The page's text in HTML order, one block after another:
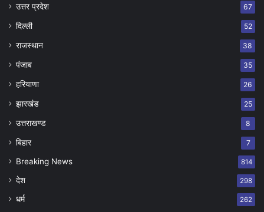
उत्तर प्रदेश 67
दिल्ली 52
राजस्थान 38
पंजाब 35
हरियाणा 26
झारखंड 25
उत्तराखण्ड 8
बिहार 7
Breaking News 814
देश 298
धर्म 262